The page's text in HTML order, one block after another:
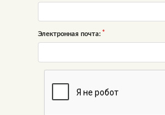
Электронная почта: